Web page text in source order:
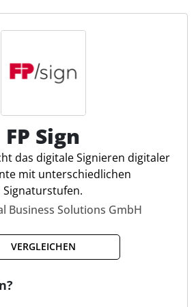
und Benachrichtigungen
Dokument unterschrieben
Microsoft 365 und Salesforce
Steuerfachleute die
können.
Flexibilität
& Verwaltung
FP Sign
das digitale Signieren digitaler
mit unterschiedlichen
Signaturstufen.
Business Solutions GmbH
VERGLEICHEN